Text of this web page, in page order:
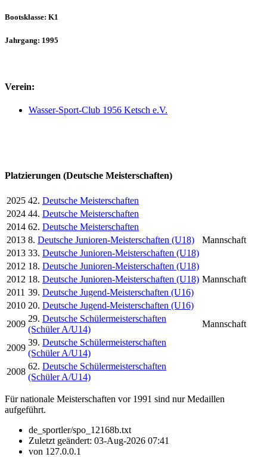
Bootsklasse: K1
Jahrgang: 1995
Verein:
Wasser-Sport-Club 1956 Ketsch e.V.
Platzierungen (Deutsche Meisterschaften)
2025 42. Deutsche Meisterschaften
2024 44. Deutsche Meisterschaften
2014 62. Deutsche Meisterschaften
2013 8. Deutsche Junioren-Meisterschaften (U18)
Mannschaft
2013 33. Deutsche Junioren-Meisterschaften (U18)
2012 18. Deutsche Junioren-Meisterschaften (U18)
2012 18. Deutsche Junioren-Meisterschaften (U18) Mannschaft
2011 39. Deutsche Jugend-Meisterschaften (U16)
2010 20. Deutsche Jugend-Meisterschaften (U16)
2009
29. Deutsche Schülermeisterschaften
(Schüler A/U14)
Mannschaft
2009
39. Deutsche Schülermeisterschaften
(Schüler A/U14)
2008
62. Deutsche Schülermeisterschaften
(Schüler A/U14)
Für nationale Meisterschaften vor 1991 sind nur Medaillen
aufgeführt.
de_sportler/spo_12168b.txt
Zuletzt geändert: 03-Aug-2026 07:41
von 127.0.0.1